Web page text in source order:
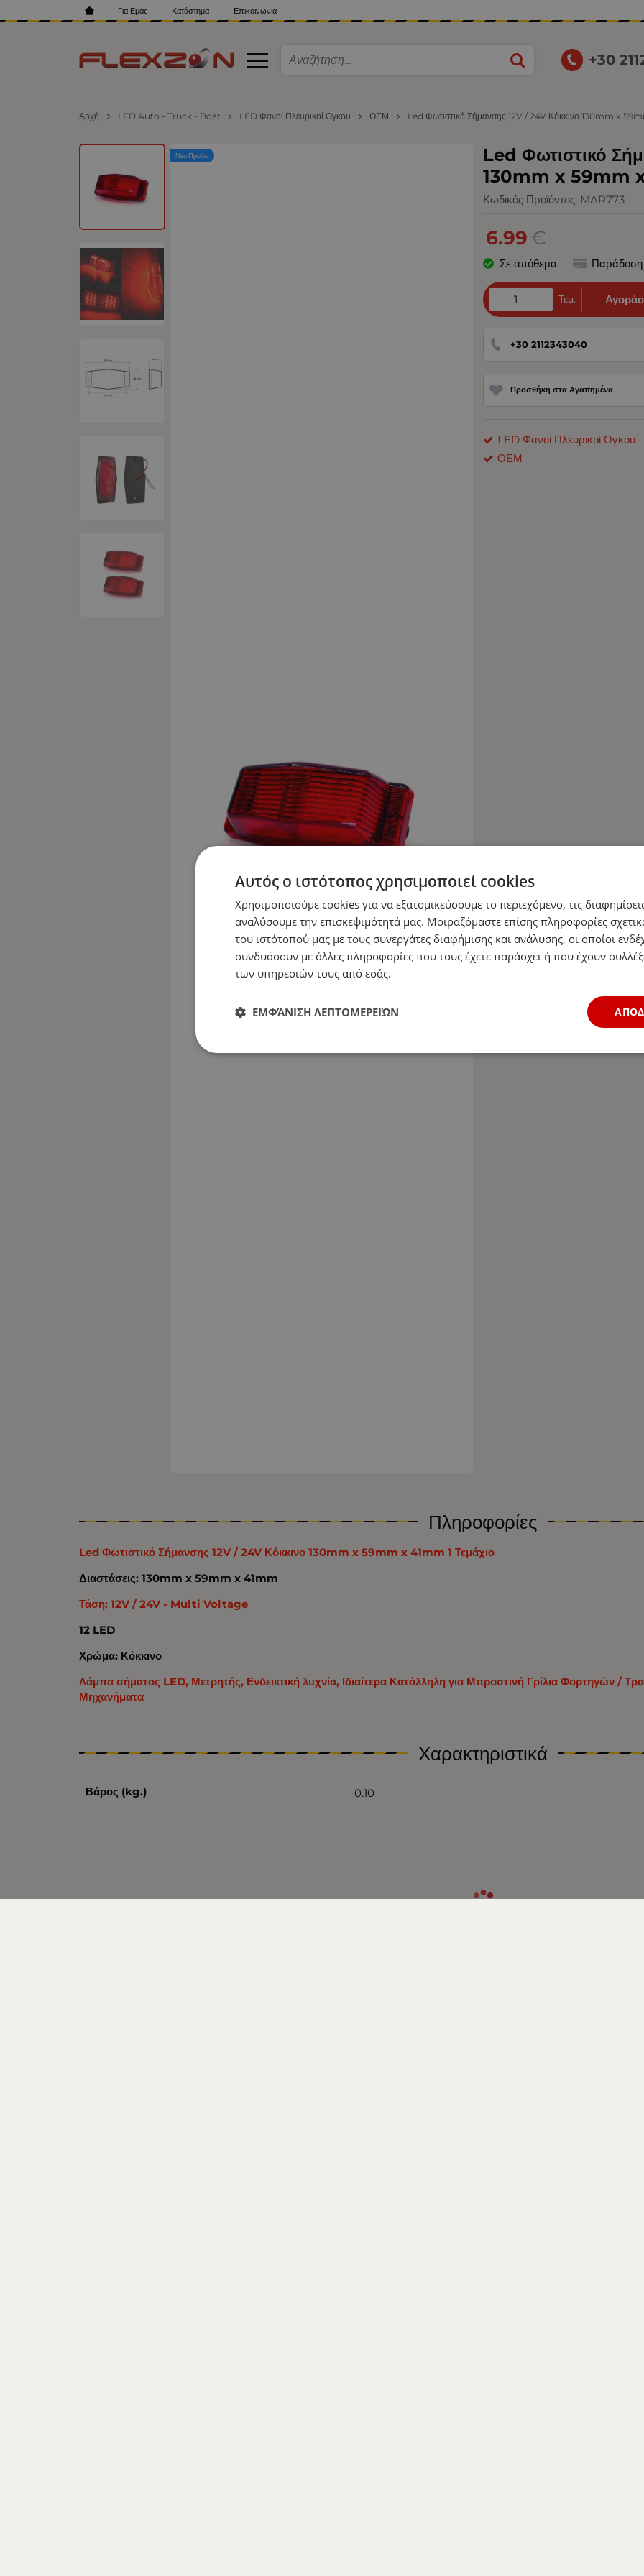
Για Εμάς Κατάστημα Επικοινωνία
+30
Αρχή LED Auto - Truck - Boat LED Φανοί Πλευρικοί Όγκου ΟΕΜ Led Φωτιστικό Σήμανσης 12V / 24V Κόκκινο 130mm x
Led Φωτιστικό
130mm x 59mm x
Κωδικός Προϊόντος: MAR773
Νέο Προϊόν
6.99 €
Σε απόθεμα
Τεμ.
+30 2112343040
Προσθήκη στα Αγαπημένα
LED Φανοί Πλευρικοί Όγκου
ΟΕΜ
Πληροφορίες
Led Φωτιστικό Σήμανσης 12V / 24V Κόκκινο 130mm x 59mm x 41mm 1 Τεμάχιο
Διαστάσεις: 130mm x 59mm x 41mm
Τάση: 12V / 24V - Multi Voltage
12 LED
Χρώμα: Κόκκινο
Λάμπα σήματος LED, Μετρητής, Ενδεικτική λυχνία, Ιδιαίτερα Κατάλληλη για Μπροστινή Γρίλια Φορτηγών /
Μηχανήματα
Χαρακτηριστικά
Βάρος (kg.) 0.10
Αυτός ο ιστότοπος χρησιμοποιεί cookies
Χρησιμοποιούμε cookies για να εξατομικεύσουμε το περιεχόμενο, τις
αναλύσουμε την επισκεψιμότητά μας. Μοιραζόμαστε επίσης πληροφορίες
του ιστότοπού μας με τους συνεργάτες διαφήμισης και ανάλυσης, οι οποίοι
συνδυάσουν με άλλες πληροφορίες που τους έχετε παράσχει ή που έχουν
των υπηρεσιών τους από εσάς.
ΕΜΦΆΝΙΣΗ ΛΕΠΤΟΜΕΡΕΙΏΝ